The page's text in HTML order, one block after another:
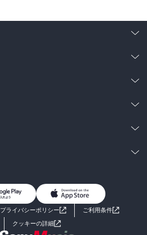
男子向けラノベ
小説
お問い合わせ
プライバシーポリシー
ご利用条件
クッキーの詳細